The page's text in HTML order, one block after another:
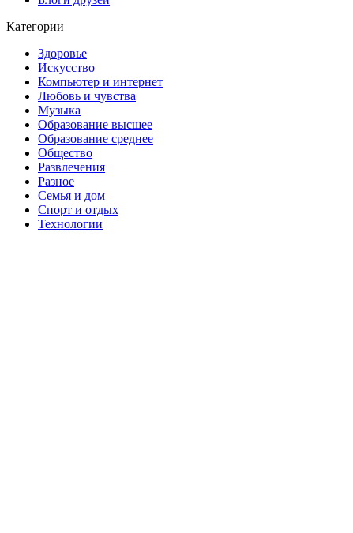
Категории
Здоровье
Искусство
Компьютер и интернет
Любовь и чувства
Музыка
Образование высшее
Образование среднее
Общество
Развлечения
Разное
Семья и дом
Спорт и отдых
Технологии